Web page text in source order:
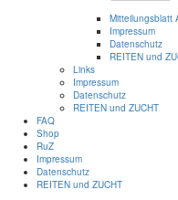
Mitteilungsblatt
Impressum
Datenschutz
REITEN und
Links
Impressum
Datenschutz
REITEN und ZUCHT
FAQ
Shop
RuZ
Impressum
Datenschutz
REITEN und ZUCHT